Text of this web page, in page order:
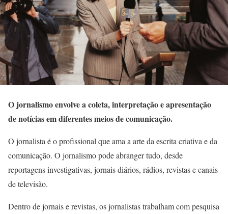
O jornalismo envolve a coleta, interpretação e apresentação
de notícias em diferentes meios de comunicação.
O jornalista é o profissional que ama a arte da escrita criativa e da
comunicação. O jornalismo pode abranger tudo, desde
reportagens investigativas, jornais diários, rádios, revistas e canais
de televisão.
Dentro de jornais e revistas, os jornalistas trabalham com pesquisa